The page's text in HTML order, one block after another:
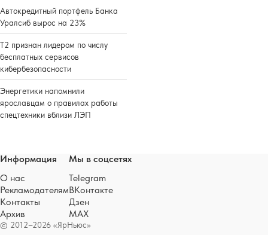
Автокредитный портфель Банка
Уралсиб вырос на 23%
Т2 признан лидером по числу
бесплатных сервисов
кибербезопасности
Энергетики напомнили
ярославцам о правилах работы
спецтехники вблизи ЛЭП
© 2012–2026 «ЯрНьюс»
Информация
О нас
Рекламодателям
Контакты
Архив
Мы в соцсетях
Telegram
ВКонтакте
Дзен
MAX